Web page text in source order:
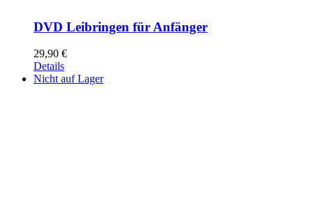
DVD Leibringen für Anfänger
29,90 €
Details
Nicht auf Lager